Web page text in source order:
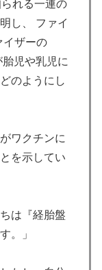
れる一連の
し、 ファイ
イザーの
児や乳児に
のようにし
ワクチンに
を示してい
は『経胎盤
。」